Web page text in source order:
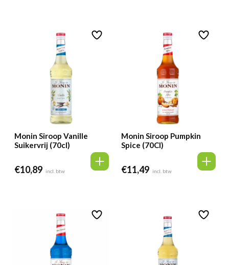
Monin Siroop Vanille
Suikervrij (70cl)
€10,89 incl. btw
Monin Siroop Pumpkin
Spice (70Cl)
€11,49 incl. btw